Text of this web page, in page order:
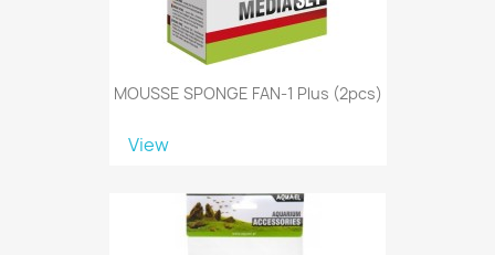
MOUSSE SPONGE FAN-1 Plus (2pcs)
View